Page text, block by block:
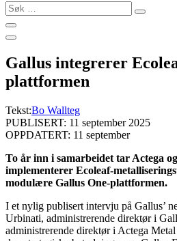
Søk
…
Gallus integrerer
plattformen
Tekst:Bo Wallteg
PUBLISERT: 11 september 2025
OPPDATERT: 11 september
To år inn i samarbeidet tar Actega
implementerer Ecoleaf-
modulære Gallus One-plattformen.
I et nylig publisert intervju på Gallus’
Urbinati, administrerende direktør i
administrerende direktør i Actega